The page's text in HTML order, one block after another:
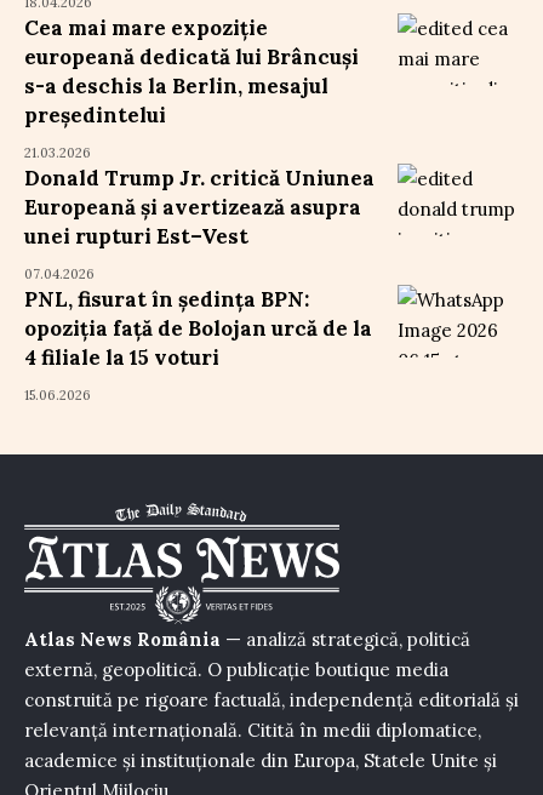
Cea mai mare expoziție
europeană dedicată lui Brâncuși
s-a deschis la Berlin, mesajul
președintelui
21.03.2026
Donald Trump Jr. critică Uniunea
Europeană și avertizează asupra
unei rupturi Est–Vest
07.04.2026
PNL, fisurat în ședința BPN:
opoziția față de Bolojan urcă de la
4 filiale la 15 voturi
15.06.2026
Atlas News România — analiză strategică, politică
externă, geopolitică. O publicație boutique media
construită pe rigoare factuală, independență editorială și
relevanță internațională. Citită în medii diplomatice,
academice și instituționale din Europa, Statele Unite și